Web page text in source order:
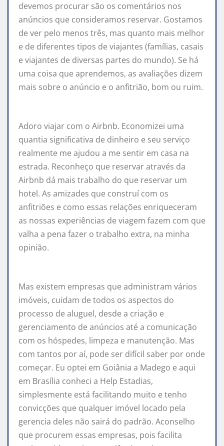
devemos procurar são os comentários nos
anúncios que consideramos reservar. Gostamos
de ver pelo menos três, mas quanto mais melhor
e de diferentes tipos de viajantes (famílias, casais
e viajantes de diversas partes do mundo). Se há
uma coisa que aprendemos, as avaliações dizem
mais sobre o anúncio e o anfitrião, bom ou ruim.
Adoro viajar com o Airbnb. Economizei uma
quantia significativa de dinheiro e seu serviço
realmente me ajudou a me sentir em casa na
estrada. Reconheço que reservar através da
Airbnb dá mais trabalho do que reservar um
hotel. As amizades que construí com os
anfitriões e como essas relações enriqueceram
as nossas experiências de viagem fazem com que
valha a pena fazer o trabalho extra, na minha
opinião.
Mas existem empresas que administram vários
imóveis, cuidam de todos os aspectos do
processo de aluguel, desde a criação e
gerenciamento de anúncios até a comunicação
com os hóspedes, limpeza e manutenção. Mas
com tantos por aí, pode ser difícil saber por onde
começar. Eu optei em Goiânia a Madego e aqui
em Brasília conheci a Help Estadias,
simplesmente está facilitando muito e tenho
convicções que qualquer imóvel locado pela
gerencia deles não sairá do padrão. Aconselho
que procurem essas empresas, pois facilita